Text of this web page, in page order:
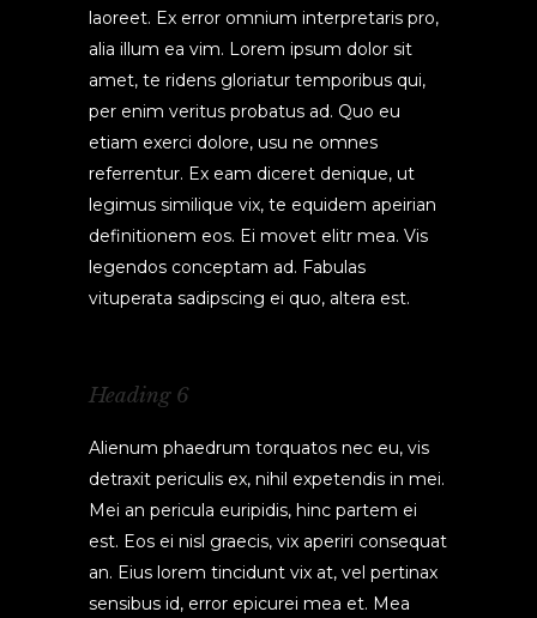
laoreet. Ex error omnium interpretaris pro,
alia illum ea vim. Lorem ipsum dolor sit
amet, te ridens gloriatur temporibus qui,
per enim veritus probatus ad. Quo eu
etiam exerci dolore, usu ne omnes
referrentur. Ex eam diceret denique, ut
legimus similique vix, te equidem apeirian
definitionem eos. Ei movet elitr mea. Vis
legendos conceptam ad. Fabulas
vituperata sadipscing ei quo, altera est.
Heading 6
Alienum phaedrum torquatos nec eu, vis
detraxit periculis ex, nihil expetendis in mei.
Mei an pericula euripidis, hinc partem ei
est. Eos ei nisl graecis, vix aperiri consequat
an. Eius lorem tincidunt vix at, vel pertinax
sensibus id, error epicurei mea et. Mea